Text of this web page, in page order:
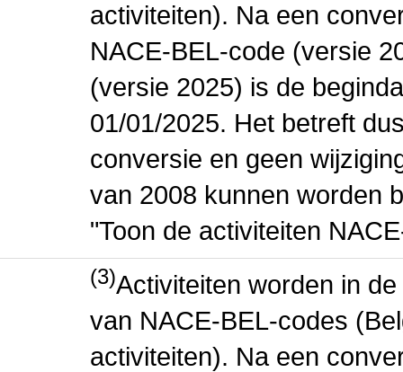
activiteiten). Na een
NACE-BEL-code (versie
(versie 2025) is de
01/01/2025. Het betreft
conversie en geen
van 2008 kunnen worden
"Toon de activiteiten
(3)Activiteiten worden in
van NACE-BEL-codes
activiteiten). Na een